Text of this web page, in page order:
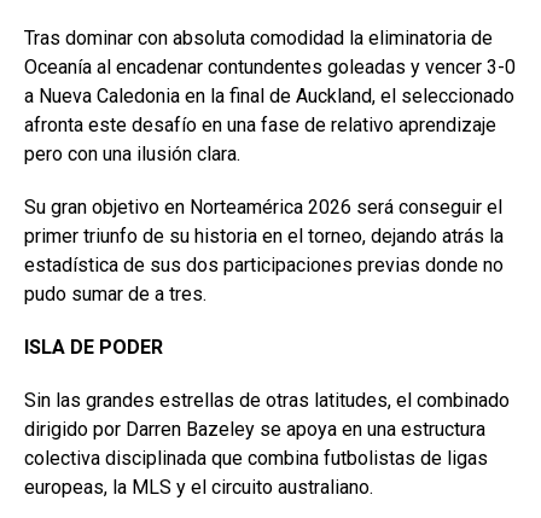
Tras dominar con absoluta comodidad la eliminatoria de
Oceanía al encadenar contundentes goleadas y vencer 3-0
a Nueva Caledonia en la final de Auckland, el seleccionado
afronta este desafío en una fase de relativo aprendizaje
pero con una ilusión clara.
Su gran objetivo en Norteamérica 2026 será conseguir el
primer triunfo de su historia en el torneo, dejando atrás la
estadística de sus dos participaciones previas donde no
pudo sumar de a tres.
ISLA DE PODER
Sin las grandes estrellas de otras latitudes, el combinado
dirigido por Darren Bazeley se apoya en una estructura
colectiva disciplinada que combina futbolistas de ligas
europeas, la MLS y el circuito australiano.